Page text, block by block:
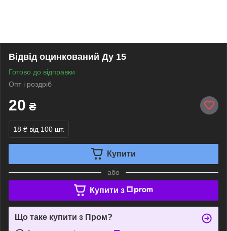
Відвід оцинкований Ду 15
Готово до відправки
Опт і роздріб
20 ₴
18 ₴ від 100 шт.
Купити
або
Купити з
Що таке купити з Пром?